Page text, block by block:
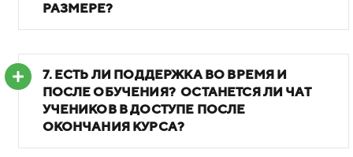
РАЗМЕРЕ?
7. ЕСТЬ ЛИ ПОДДЕРЖКА ВО ВРЕМЯ И
ПОСЛЕ ОБУЧЕНИЯ? ОСТАНЕТСЯ ЛИ ЧАТ
УЧЕНИКОВ В ДОСТУПЕ ПОСЛЕ
ОКОНЧАНИЯ КУРСА?